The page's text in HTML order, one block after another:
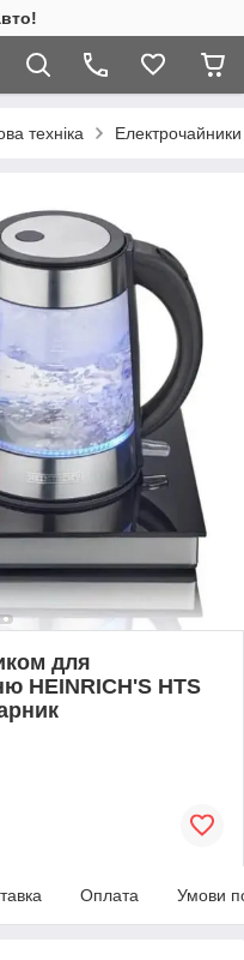
техніка Електрочайники
для
HEINRICH'S HTS
Оплата Умови